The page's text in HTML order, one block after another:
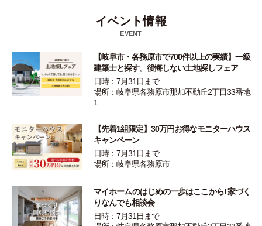
イベント情報
EVENT
【岐阜市・各務原市で700件以上の実績】一級
建築士と探す。後悔しない土地探しフェア
日時：7月31日まで
場所：岐阜県各務原市那加不動丘2丁目33番地
1
【先着1組限定】30万円お得なモニターハウス
キャンペーン
日時：7月31日まで
場所：岐阜県各務原市
マイホームのはじめの一歩はここから! 家づく
りなんでも相談会
日時：7月31日まで